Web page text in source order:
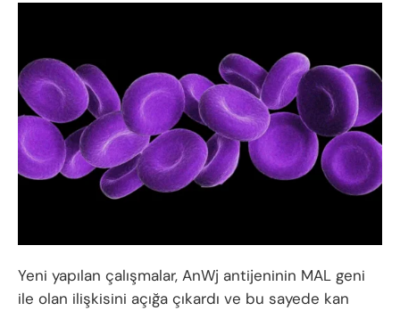
Yeni yapılan çalışmalar, AnWj antijeninin MAL geni
ile olan ilişkisini açığa çıkardı ve bu sayede kan